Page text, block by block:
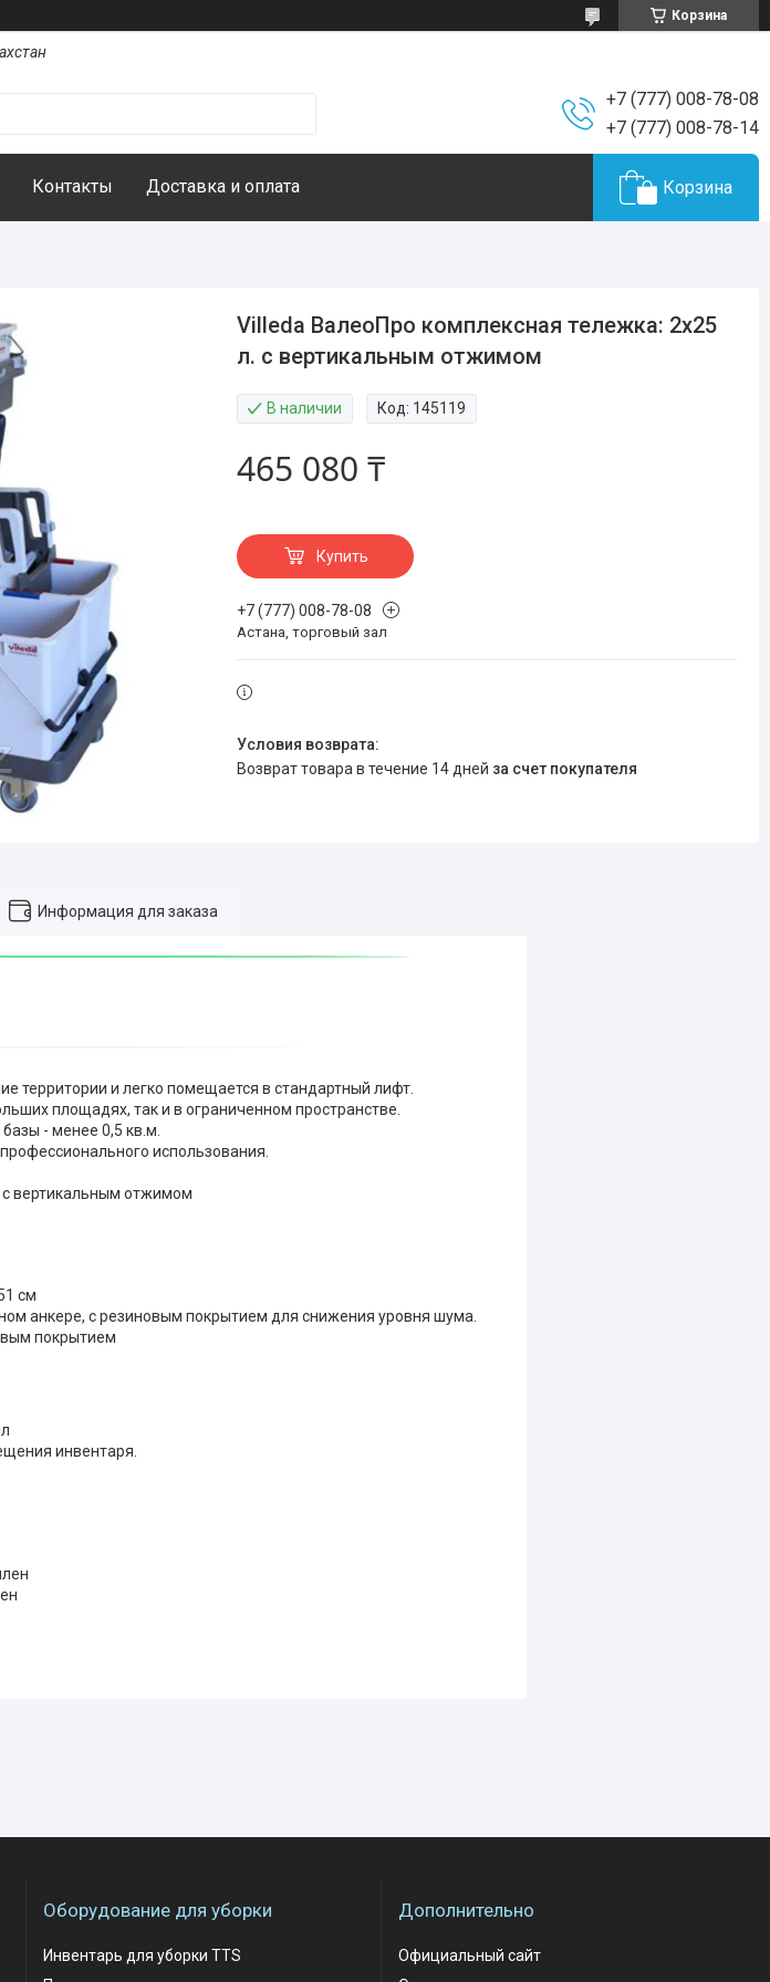
Корзина
+7 (777) 008-78-08
+7 (777) 008-78-14
Контакты Доставка и оплата Корзина
Villeda ВалеоПро комплексная тележка: 2х25
л. с вертикальным отжимом
В наличии Код: 145119
465 080 ₸
Купить
+7 (777) 008-78-08
Астана, торговый зал
возврат товара в течение 14 дней за счет покупателя
Информация для заказа
территории и легко помещается в стандартный лифт.
площадях, так и в ограниченном пространстве.
- менее 0,5 кв.м.
использования.
вертикальным отжимом
см
анкере, c резиновым покрытием для снижения уровня шума.
покрытием
инвентаря.
Оборудование для уборки
Инвентарь для уборки TTS
Дополнительно
Официальный сайт